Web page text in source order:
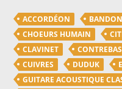
ACCORDÉON
CHOEURS HUMAIN
CLAVINET
CUIVRES
DUDUK
GUITARE ACOUSTIQUE